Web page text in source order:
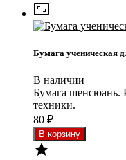

Бумага ученическая
В наличии
Бумага шенсюань.
техники.
80 ₽
